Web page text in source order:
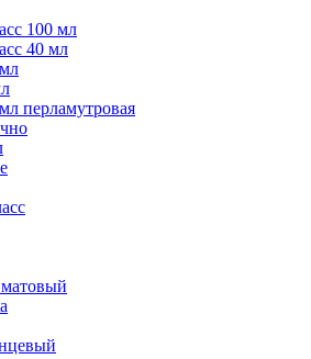
100 мл
40 мл
перламутровая